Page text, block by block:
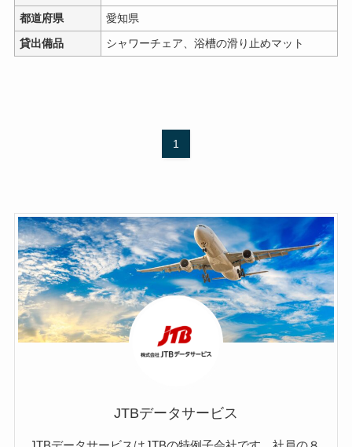
都道府県
愛知県
貸出備品
シャワーチェア、浴槽の滑り止めマット
1
JTBデータサービス